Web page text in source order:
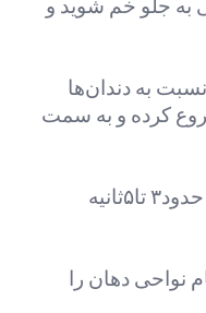
به جلو خم شوید و
به دندان‌ها
کرده و به سمت
حدود۳ تا۵ثانیه
نواحی دهان را